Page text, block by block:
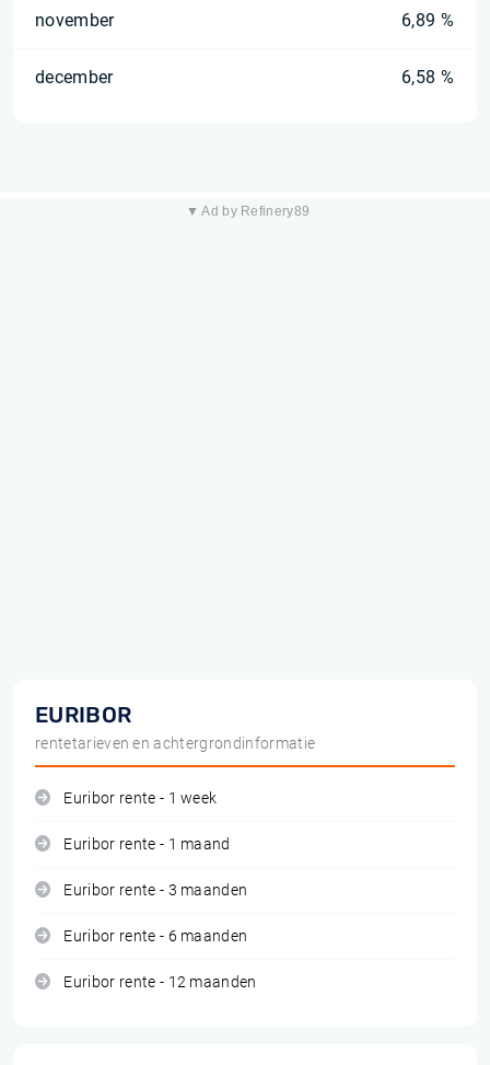
november 6,89 %
december 6,58 %
▼ Ad by Refinery89
EURIBOR
rentetarieven en achtergrondinformatie
Euribor rente - 1 week
Euribor rente - 1 maand
Euribor rente - 3 maanden
Euribor rente - 6 maanden
Euribor rente - 12 maanden